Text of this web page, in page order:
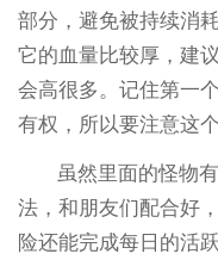
部分，避免被持续消
它的血量比较厚，建
会高很多。记住第一
有权，所以要注意这个
虽然里面的怪物
法，和朋友们配合好
险还能完成每日的活